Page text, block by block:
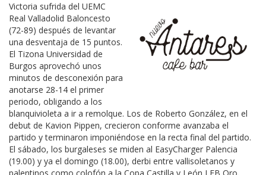
Victoria sufrida del UEMC
Real Valladolid Baloncesto
(72-89) después de levantar
una desventaja de 15 puntos.
El Tizona Universidad de
Burgos aprovechó unos
minutos de desconexión para
anotarse 28-14 el primer
periodo, obligando a los
blanquivioleta a ir a remolque. Los de Roberto González, en el
debut de Kavion Pippen, crecieron conforme avanzaba el
partido y terminaron imponiéndose en la recta final del partido.
El sábado, los burgaleses se miden al EasyCharger Palencia
(19.00) y ya el domingo (18.00), derbi entre vallisoletanos y